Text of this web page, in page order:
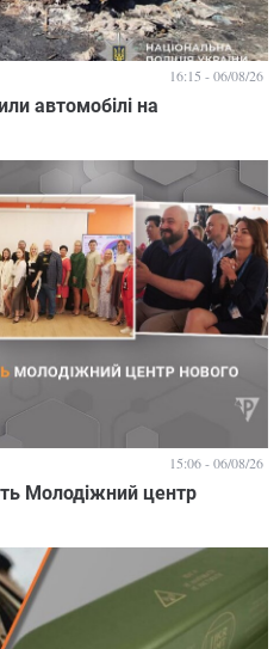
автомобілі на
16:15 - 06/08/26
Молодіжний центр
15:06 - 06/08/26